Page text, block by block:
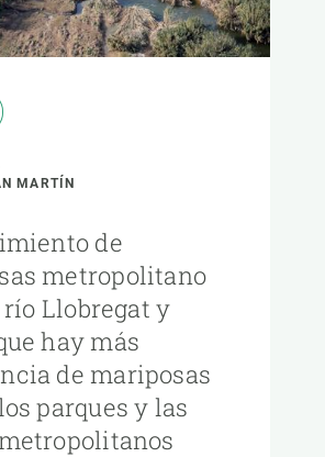
MARTÍN
de
metropolitano
Llobregat y
hay más
de mariposas
parques y las